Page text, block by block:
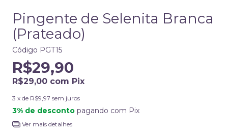
Pingente de Selenita Branca
(Prateado)
Código PGT15
R$29,90
R$29,00 com Pix
3 x de R$9,97 sem juros
3% de desconto pagando com Pix
Ver mais detalhes